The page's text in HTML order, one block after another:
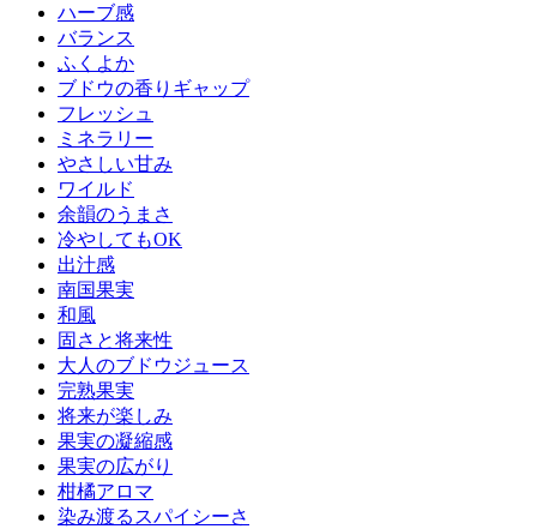
ハーブ感
バランス
ふくよか
ブドウの香りギャップ
フレッシュ
ミネラリー
やさしい甘み
ワイルド
余韻のうまさ
冷やしてもOK
出汁感
南国果実
和風
固さと将来性
大人のブドウジュース
完熟果実
将来が楽しみ
果実の凝縮感
果実の広がり
柑橘アロマ
染み渡るスパイシーさ